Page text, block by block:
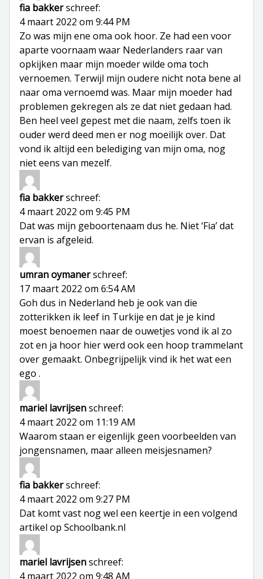
fia bakkerschreef:
4 maart 2022 om 9:44 PM
Zo was mijn ene oma ook hoor. Ze had een voor
aparte voornaam waar Nederlanders raar van
opkijken maar mijn moeder wilde oma toch
vernoemen. Terwijl mijn oudere nicht nota bene al
naar oma vernoemd was. Maar mijn moeder had
problemen gekregen als ze dat niet gedaan had.
Ben heel veel gepest met die naam, zelfs toen ik
ouder werd deed men er nog moeilijk over. Dat
vond ik altijd een belediging van mijn oma, nog
niet eens van mezelf.
fia bakkerschreef:
4 maart 2022 om 9:45 PM
Dat was mijn geboortenaam dus he. Niet ‘Fia’ dat
ervan is afgeleid.
umran oymanerschreef:
17 maart 2022 om 6:54 AM
Goh dus in Nederland heb je ook van die
zotterikken ik leef in Turkije en dat je je kind
moest benoemen naar de ouwetjes vond ik al zo
zot en ja hoor hier werd ook een hoop trammelant
over gemaakt. Onbegrijpelijk vind ik het wat een
ego .
mariel lavrijsenschreef:
4 maart 2022 om 11:19 AM
Waarom staan er eigenlijk geen voorbeelden van
jongensnamen, maar alleen meisjesnamen?
fia bakkerschreef:
4 maart 2022 om 9:27 PM
Dat komt vast nog wel een keertje in een volgend
artikel op Schoolbank.nl
mariel lavrijsenschreef:
4 maart 2022 om 9:48 AM